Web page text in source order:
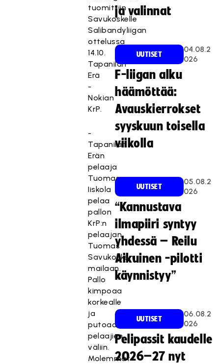
tuomittiin
Savukoskelle
Salibandyliigan
ottelussa
14.10.
Tapanilan
Erä
-
Nokian
KrP.
-
Tapanilan
Erän
pelaaja
Tuomas
Iiskola
pelaa
pallon
KrP:n
pelaajan
Tuomas
Savukosken
mailaan.
Pallo
kimpoaa
korkealle
ja
putoaa
pelaajien
väliin.
Molemmat
ja valinnat
UUTISET
04.08.2
026
F-liigan alku
häämöttää:
Avauskierrokset
syyskuun toisella
viikolla
UUTISET
05.08.2
026
“Kannustava
ilmapiiri syntyy
yhdessä – Reilu
Aikuinen -pilotti
käynnistyy”
UUTISET
06.08.2
026
Pelipassit kaudelle
2026–27 nyt